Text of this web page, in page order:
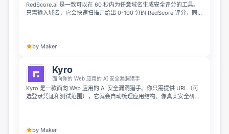
RedScore.ai 是一款可以在 60 秒内为任意域名生成安全评分的工具。
只需输入域名，它会快速扫描并给出 0-100 分的 RedScore 评分，同时
by Maker
Kyro
面向你的 Web 应用的 AI 安全漏洞猎手
Kyro 是一款面向 Web 应用的 AI 安全漏洞猎手。你只需提供 URL（可
选登录凭证和测试范围），它就会自动梳理应用结构、像真实安全研究
by Maker